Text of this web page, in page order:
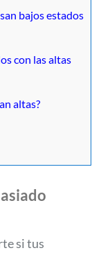
bajos estados
con las altas
altas?
si tus